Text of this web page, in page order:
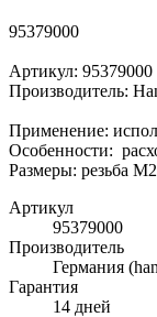
95379000
Артикул: 95379000
Производитель:
Применение:
Особенности:
Размеры: резьба
Артикул
95379000
Производитель
Германия
Гарантия
14 дней